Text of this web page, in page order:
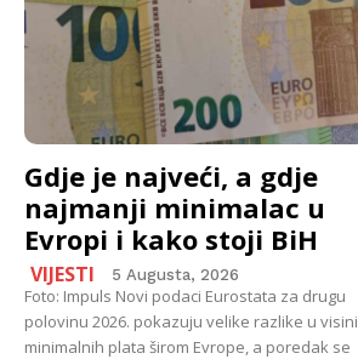
Gdje je najveći, a gdje
najmanji minimalac u
Evropi i kako stoji BiH
VIJESTI 5 Augusta, 2026
Foto: Impuls Novi podaci Eurostata za drugu
polovinu 2026. pokazuju velike razlike u visini
minimalnih plata širom Evrope, a poredak se